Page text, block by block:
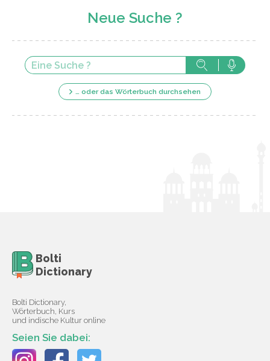
Neue Suche ?
… oder das Wörterbuch durchsehen
Bolti
Dictionary
Bolti Dictionary,
Wörterbuch, Kurs
und indische Kultur online
Seien Sie dabei: